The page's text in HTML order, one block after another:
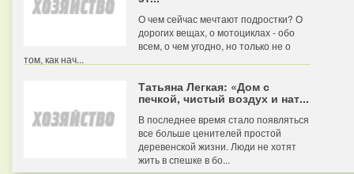
О чем сейчас мечтают подростки? О
дорогих вещах, о мотоциклах - обо
всем, о чем угодно, но только не о
том, как нач...
Татьяна Легкая: «Дом с
печкой, чистый воздух и нат...
В последнее время стало появляться
все больше ценителей простой
деревенской жизни. Люди не хотят
жить в спешке в бо...